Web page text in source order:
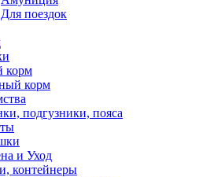
Для поездок
корм
корм
подгузники, пояса
и Уход
контейнеры